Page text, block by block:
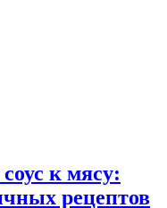
к мясу:
рецептов